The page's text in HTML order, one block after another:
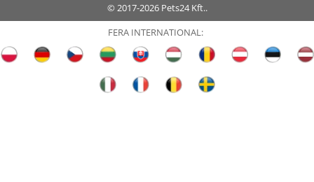
© 2017-2026 Pets24 Kft..
FERA INTERNATIONAL: